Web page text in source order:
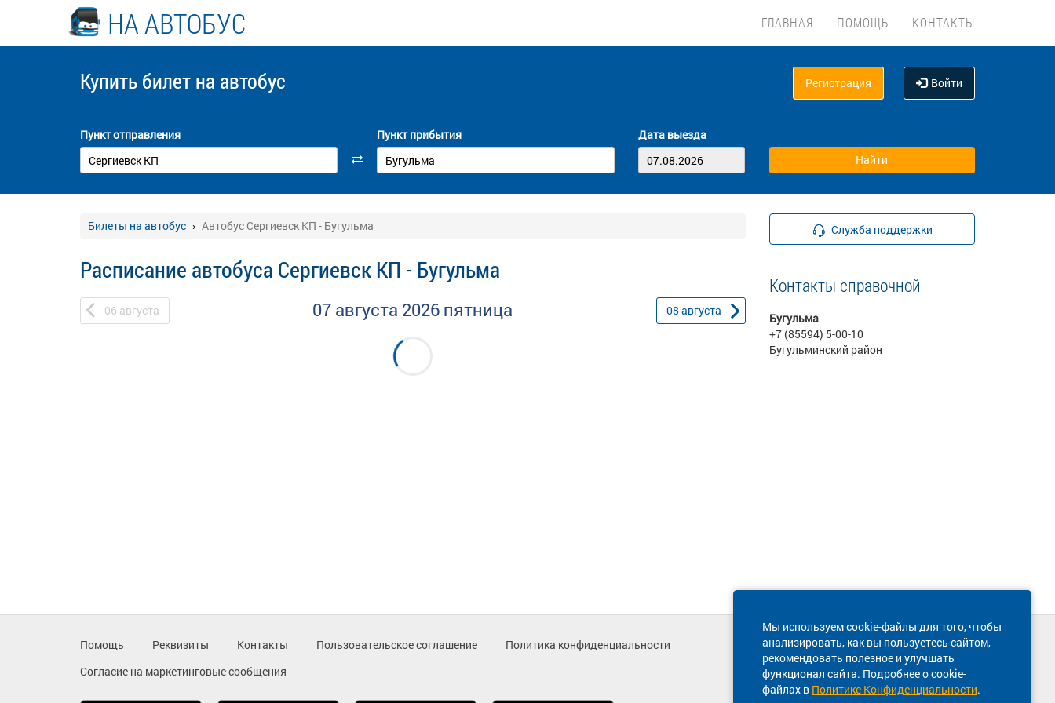
НА АВТОБУС ГЛАВНАЯ ПОМОЩЬ КОНТАКТЫ
Купить билет на автобус Регистрация Войти
Пункт отправления Пункт прибытия Дата выезда
Билеты на автобус Автобус Сергиевск КП - Бугульма
Расписание автобуса Сергиевск КП - Бугульма
06 августа 07 августа 2026 пятница 08 августа
Служба поддержки
Контакты справочной
Бугульма
+7 (85594) 5-00-10
Бугульминский район
Мы используем cookie-файлы для того, чтобы
анализировать, как вы пользуетесь сайтом,
рекомендовать полезное и улучшать
функционал сайта. Подробнее о cookie-
файлах в Политике Конфиденциальности.
Помощь Реквизиты Контакты Пользовательское соглашение
Политика конфиденциальности
Согласие на маркетинговые сообщения
Техническая поддержка сайта
8 800 600-03-38